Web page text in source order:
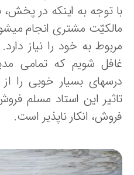
توجه به اینکه در پخش،
مشتری انجام
به خود را نیاز دارد. به
شویم که تمامی
بسیار خوبی را از
این استاد مسلم فروش
انکار ناپذیر است.